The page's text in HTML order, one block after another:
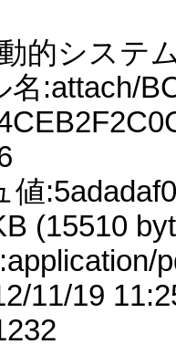
的システ
:attach/
値
(15510
11/19